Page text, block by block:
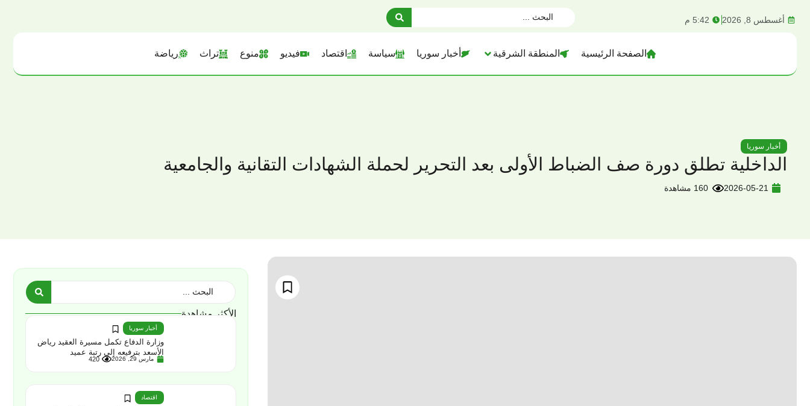
أغسطس 8, 2026 5:42 م
الصفحة الرئيسية المنطقة الشرقية أخبار سوريا سياسة اقتصاد فيديو منوع تراث رياضة
أخبار سوريا
الداخلية تطلق دورة صف الضباط الأولى بعد التحرير لحملة الشهادات التقانية والجامعية‏
2026-05-21 160 مشاهدة
الأكثر مشاهدة
أخبار سوريا
وزارة الدفاع تكمل مسيرة العقيد رياض
الأسعد بترفيعه إلى رتبة عميد
مارس 29, 2026 420
اقتصاد